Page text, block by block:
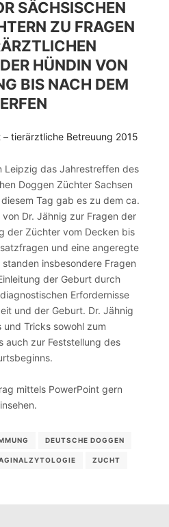
SÄCHSISCHEN
ZU FRAGEN
HÜNDIN VON
BIS NACH DEM
– tierärztliche Betreuung 2015
Leipzig das Jahrestreffen des
Doggen Züchter Sachsen
Tag gab es zu dem ca.
Dr. Jähnig zur Fragen der
der Züchter vom Decken bis
und eine angeregte
insbesondere Fragen
der Geburt durch
Erfordernisse
und der Geburt. Dr. Jähnig
Tricks sowohl zum
auch zur Feststellung des
mittels PowerPoint gern
DEUTSCHE DOGGEN
ZUCHT